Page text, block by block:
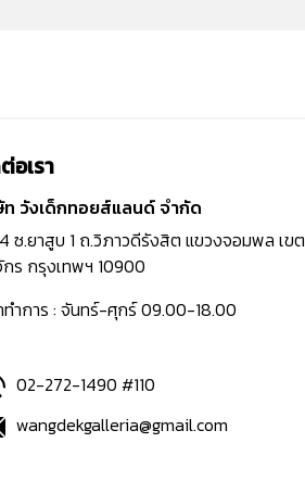
อเรา
วังเด็กทอยส์แลนด์ จำกัด
ซ.ยาสูบ 1 ถ.วิภาวดีรังสิต แขวงจอมพล เขต
ร กรุงเทพฯ 10900
ทำการ : จันทร์-ศุกร์ 09.00-18.00
02-272-1490 #110
wangdekgalleria@gmail.com